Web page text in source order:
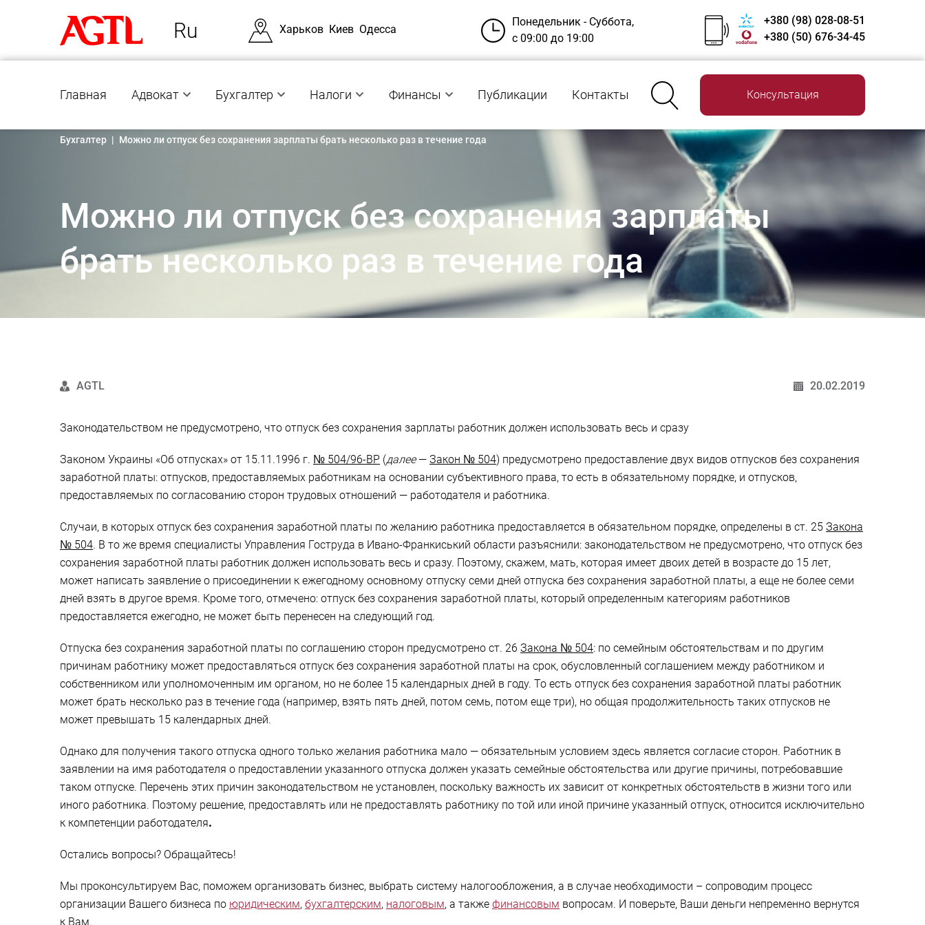
Ru Харьков Киев Одесса
Понедельник - Суббота,
с 09:00 до 19:00
+380 (98) 028-08-51
+380 (50) 676-34-45
Главная Адвокат Бухгалтер Налоги Финансы Публикации Контакты Консультация
Бухгалтер | Можно ли отпуск без сохранения зарплаты брать несколько раз в течение года
Можно ли отпуск без сохранения зарплаты
брать несколько раз в течение года
AGTL 20.02.2019
Законодательством не предусмотрено, что отпуск без сохранения зарплаты работник должен использовать весь и сразу
Законом Украины «Об отпусках» от 15.11.1996 г. № 504/96-ВР (далее— Закон № 504) предусмотрено предоставление двух видов отпусков без сохранения
заработной платы: отпусков, предоставляемых работникам на основании субъективного права, то есть в обязательному порядке, и отпусков,
предоставляемых по согласованию сторон трудовых отношений — работодателя и работника.
Случаи, в которых отпуск без сохранения заработной платы по желанию работника предоставляется в обязательном порядке, определены в ст. 25 Закона
№ 504. В то же время специалисты Управления Гоструда в Ивано-Франкиський области разъяснили: законодательством не предусмотрено, что отпуск без
сохранения заработной платы работник должен использовать весь и сразу. Поэтому, скажем, мать, которая имеет двоих детей в возрасте до 15 лет,
может написать заявление о присоединении к ежегодному основному отпуску семи дней отпуска без сохранения заработной платы, а еще не более семи
дней взять в другое время. Кроме того, отмечено: отпуск без сохранения заработной платы, который определенным категориям работников
предоставляется ежегодно, не может быть перенесен на следующий год.
Отпуска без сохранения заработной платы по соглашению сторон предусмотрено ст. 26 Закона № 504: по семейным обстоятельствам и по другим
причинам работнику может предоставляться отпуск без сохранения заработной платы на срок, обусловленный соглашением между работником и
собственником или уполномоченным им органом, но не более 15 календарных дней в году. То есть отпуск без сохранения заработной платы работник
может брать несколько раз в течение года (например, взять пять дней, потом семь, потом еще три), но общая продолжительность таких отпусков не
может превышать 15 календарных дней.
Однако для получения такого отпуска одного только желания работника мало — обязательным условием здесь является согласие сторон. Работник в
заявлении на имя работодателя о предоставлении указанного отпуска должен указать семейные обстоятельства или другие причины, потребовавшие
таком отпуске. Перечень этих причин законодательством не установлен, поскольку важность их зависит от конкретных обстоятельств в жизни того или
иного работника. Поэтому решение, предоставлять или не предоставлять работнику по той или иной причине указанный отпуск, относится исключительно
к компетенции работодателя.
Остались вопросы? Обращайтесь!
Мы проконсультируем Вас, поможем организовать бизнес, выбрать систему налогообложения, а в случае необходимости – сопроводим процесс
организации Вашего бизнеса по юридическим, бухгалтерским, налоговым, а также финансовым вопросам. И поверьте, Ваши деньги непременно вернутся
к Вам.